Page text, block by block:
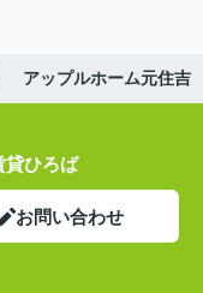
アップルホーム元住吉
ひろば
お問い合わせ